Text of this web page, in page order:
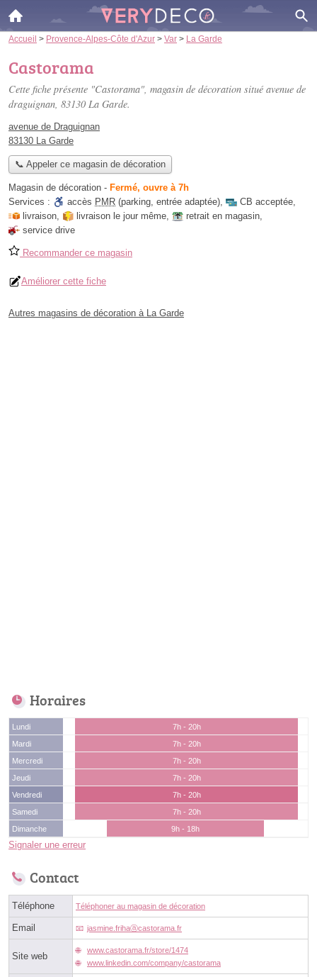
Accueil > Provence-Alpes-Côte d'Azur > Var > La Garde
Castorama
Cette fiche présente "Castorama", magasin de décoration situé avenue de
draguignan, 83130 La Garde.
avenue de Draguignan
83130 La Garde
📞 Appeler ce magasin de décoration
Magasin de décoration - Fermé, ouvre à 7h
Services :
accès PMR (parking, entrée adaptée), CB acceptée,
livraison, livraison le jour même, retrait en magasin,
service drive
Recommander ce magasin
Améliorer cette fiche
Autres magasins de décoration à La Garde
Horaires
Lundi
7h - 20h
Mardi
7h - 20h
Mercredi
7h - 20h
Jeudi
7h - 20h
Vendredi
7h - 20h
Samedi
7h - 20h
Dimanche
9h - 18h
Signaler une erreur
Contact
Téléphone Téléphoner au magasin de décoration
Email jasmine.frihaⓐcastorama.fr
Site web
www.castorama.fr/store/1474
www.linkedin.com/company/castorama